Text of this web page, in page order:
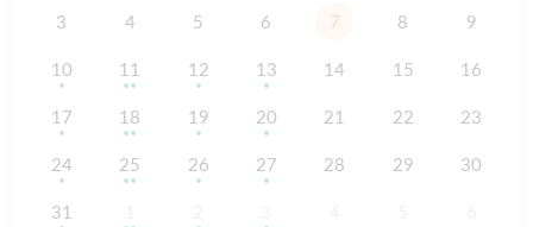
3 4 5 6 7 8 9
10 11 12 13 14 15 16
17 18 19 20 21 22 23
24 25 26 27 28 29 30
31